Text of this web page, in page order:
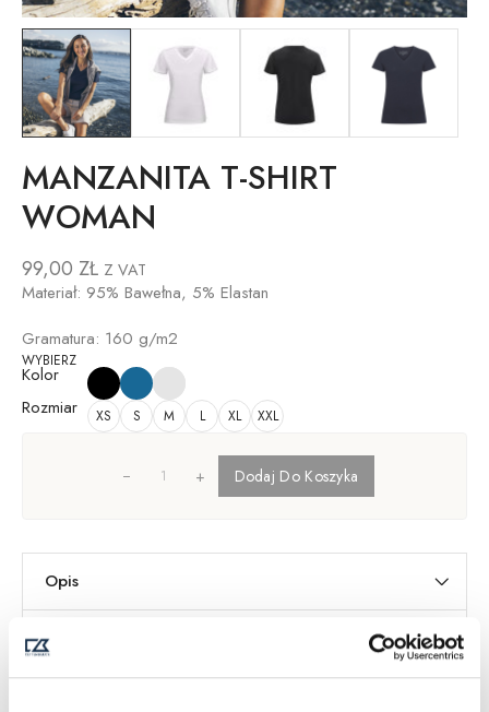
MANZANITA T-SHIRT
WOMAN
99,00 ZŁ Z VAT
Materiał: 95% Bawełna, 5% Elastan
Gramatura: 160 g/m2
WYBIERZ
Kolor
Rozmiar
XS S M L XL XXL
+ Dodaj Do Koszyka
Opis
Informacje dodatkowe
Dostawa i Zwroty